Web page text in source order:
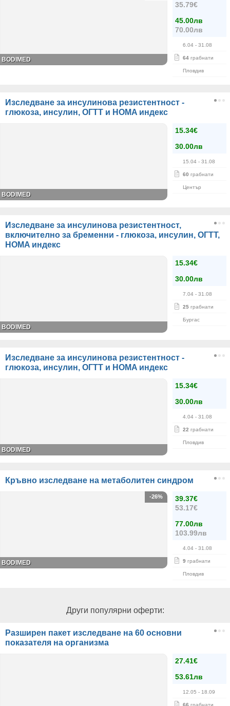
35.79€
45.00лв
70.00лв
6.04 - 31.08
64 грабнати
Пловдив
BODIMED
Изследване за инсулинова резистентност -
глюкоза, инсулин, ОГТТ и HOMA индекс
15.34€
30.00лв
15.04 - 31.08
60 грабнати
Център
BODIMED
Изследване за инсулинова резистентност,
включително за бременни - глюкоза, инсулин, ОГТТ,
HOMA индекс
15.34€
30.00лв
7.04 - 31.08
25 грабнати
Бургас
BODIMED
Изследване за инсулинова резистентност -
глюкоза, инсулин, ОГТТ и HOMA индекс
15.34€
30.00лв
4.04 - 31.08
22 грабнати
Пловдив
BODIMED
Кръвно изследване на метаболитен синдром
39.37€
53.17€
77.00лв
103.99лв
4.04 - 31.08
9 грабнати
Пловдив
-26%
BODIMED
Други популярни оферти:
Разширен пакет изследване на 60 основни
показателя на организма
27.41€
53.61лв
12.05 - 18.09
66 грабнати